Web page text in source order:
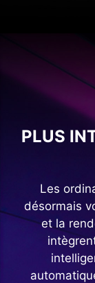
PLUS
Les
désormais
et la